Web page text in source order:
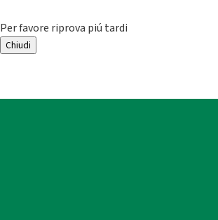
Per favore riprova piú tardi
Chiudi